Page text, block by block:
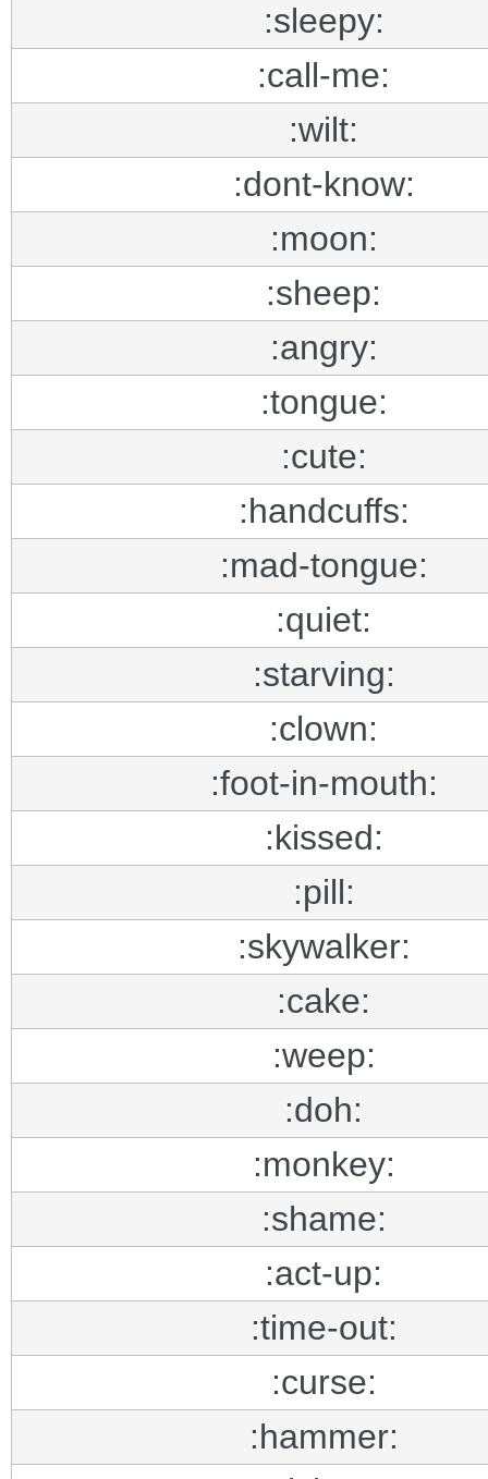
:sleepy:
:call-me:
:wilt:
:dont-know:
:moon:
:sheep:
:angry:
:tongue:
:cute:
:handcuffs:
:mad-tongue:
:quiet:
:starving:
:clown:
:foot-in-mouth:
:kissed:
:pill:
:skywalker:
:cake:
:weep:
:doh:
:monkey:
:shame:
:act-up:
:time-out:
:curse:
:hammer: